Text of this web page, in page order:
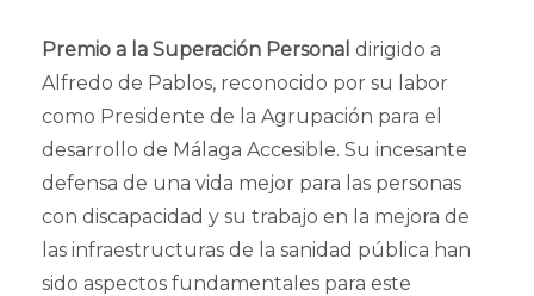
Premio a la Superación Personal dirigido a
Alfredo de Pablos, reconocido por su labor
como Presidente de la Agrupación para el
desarrollo de Málaga Accesible. Su incesante
defensa de una vida mejor para las personas
con discapacidad y su trabajo en la mejora de
las infraestructuras de la sanidad pública han
sido aspectos fundamentales para este